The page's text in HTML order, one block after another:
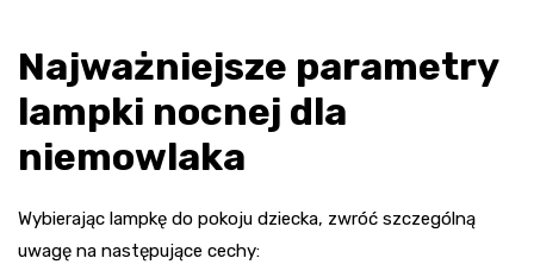
Najważniejsze parametry
lampki nocnej dla
niemowlaka
Wybierając lampkę do pokoju dziecka, zwróć szczególną
uwagę na następujące cechy: